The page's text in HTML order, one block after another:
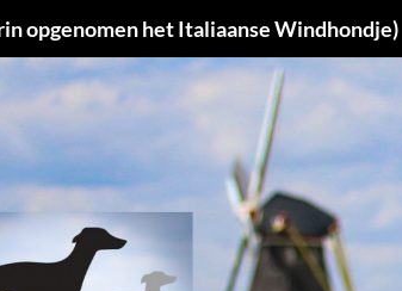
opgenomen het Italiaanse Windhondje)